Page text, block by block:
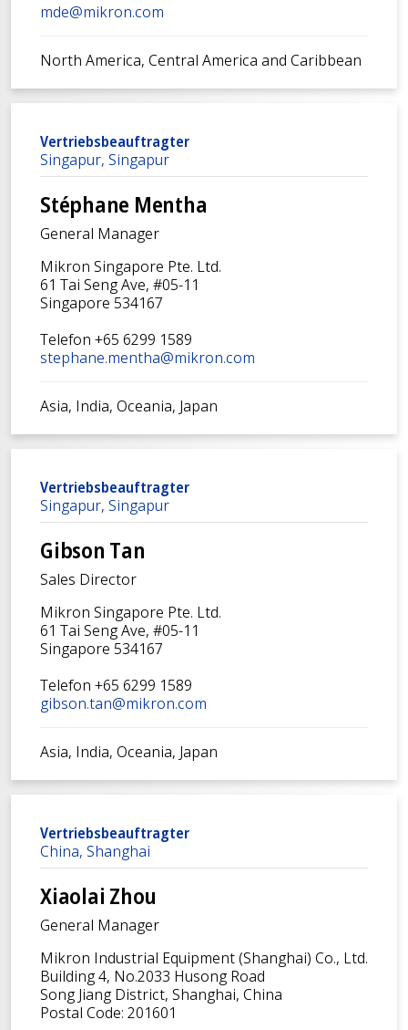
mde@mikron.com
North America, Central America and Caribbean
Vertriebsbeauftragter
Singapur, Singapur
Stéphane Mentha
General Manager
Mikron Singapore Pte. Ltd.
61 Tai Seng Ave, #05-11
Singapore 534167
Telefon +65 6299 1589
stephane.mentha@mikron.com
Asia, India, Oceania, Japan
Vertriebsbeauftragter
Singapur, Singapur
Gibson Tan
Sales Director
Mikron Singapore Pte. Ltd.
61 Tai Seng Ave, #05-11
Singapore 534167
Telefon +65 6299 1589
gibson.tan@mikron.com
Asia, India, Oceania, Japan
Vertriebsbeauftragter
China, Shanghai
Xiaolai Zhou
General Manager
Mikron Industrial Equipment (Shanghai) Co., Ltd.
Building 4, No.2033 Husong Road
Song Jiang District, Shanghai, China
Postal Code: 201601